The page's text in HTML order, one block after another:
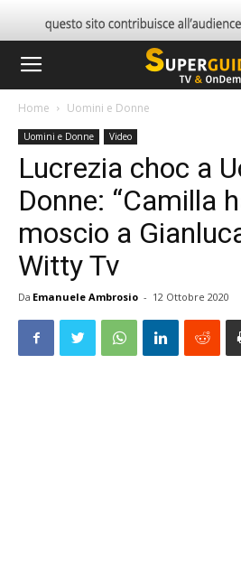
Home Uomini e Donne
Uomini e Donne Video
Lucrezia choc a
Donne: “Camilla
moscio a
Witty Tv
Da Emanuele Ambrosio - 12 Ottobre 2020